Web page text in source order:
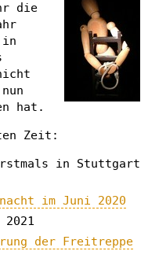
die
in
hat.
Zeit:
in Stuttgart
im Juni 2020
der Freitreppe